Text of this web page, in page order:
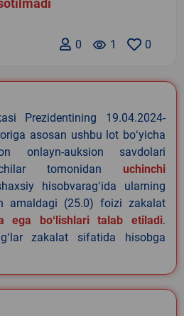
0
remove_red_eye 1
0
Prezidentining 19.04.2024-
asosan ushbu lot boʻyicha
onlayn-auksion savdolari
tomonidan uchinchi
hisobvaragʻida ularning
amaldagi (25.0) foizi zakalat
ega boʻlishlari talab etiladi.
zakalat sifatida hisobga